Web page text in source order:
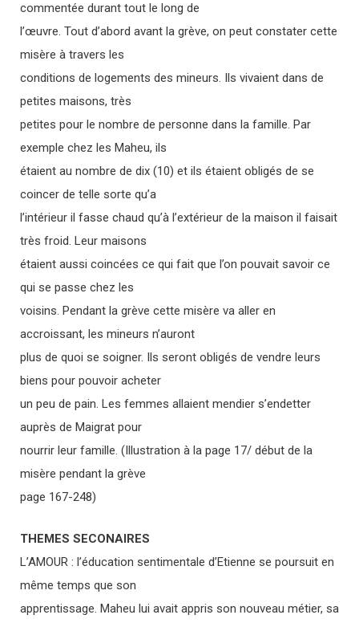
commentée durant tout le long de
l’œuvre. Tout d’abord avant la grève, on peut constater cette
misère à travers les
conditions de logements des mineurs. Ils vivaient dans de
petites maisons, très
petites pour le nombre de personne dans la famille. Par
exemple chez les Maheu, ils
étaient au nombre de dix (10) et ils étaient obligés de se
coincer de telle sorte qu’a
l’intérieur il fasse chaud qu’à l’extérieur de la maison il faisait
très froid. Leur maisons
étaient aussi coincées ce qui fait que l’on pouvait savoir ce
qui se passe chez les
voisins. Pendant la grève cette misère va aller en
accroissant, les mineurs n’auront
plus de quoi se soigner. Ils seront obligés de vendre leurs
biens pour pouvoir acheter
un peu de pain. Les femmes allaient mendier s’endetter
auprès de Maigrat pour
nourrir leur famille. (Illustration à la page 17/ début de la
misère pendant la grève
page 167-248)
THEMES SECONAIRES
L’AMOUR : l’éducation sentimentale d’Etienne se poursuit en
même temps que son
apprentissage. Maheu lui avait appris son nouveau métier, sa